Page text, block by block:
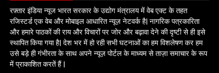
रफ़्तार इंडिया न्यूज भारत सरकार के उद्योग मंत्रालय में वेब एक्ट के तहत
रजिस्टर्ड एक वेब और मोबाइल आधारित न्यूज़ नेटवर्क है| नागरिक पत्रकारिता
और हमारे पाठकों की राय और विचारों पर जोर और बढ़ावा देने की दृष्टी से ही इसे
स्थापित किया गया है| देश भर में हो रही सभी घटनाओं का हम विशलेषण कर हम
उसे बड़े ही गंभीरता के साथ अपने न्यूज़ पोर्टल के माध्यम से ताज़ा समाचार के रूप
में प्राकाशित करतें हैं |